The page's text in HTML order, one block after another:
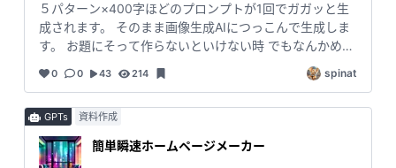
５パターン×400字ほどのプロンプトが1回でガガッと生
成されます。 そのまま画像生成AIにつっこんで生成しま
す。 お題にそって作らないといけない時 でもなんかめん
あればなんかいい感じの画像プロンプトがさっくり完成
ビスを選択できるようにしました。 ・作成数を４→５に
増やしました。 適当に「,Intricate details,Wide range of
colors,artwork,rendering,(masterpiece:1.3),(highest
0 0 43 214 spinat
GPTs 資料作成
簡単瞬速ホームページメーカー